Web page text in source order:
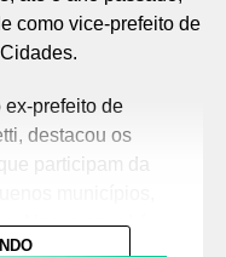
como vice-prefeito de
prefeito de
destacou os
participam da
Nosso papel é
públicas comuns e